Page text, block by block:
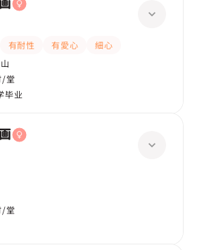
有耐性 有愛心
細心
/堂
毕业
/堂